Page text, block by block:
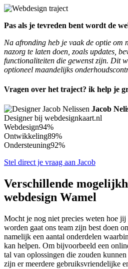
Pas als je tevreden bent wordt de
Na afronding heb je vaak de optie om
nazorg te laten doen, zoals updates,
functionaliteiten die gewenst zijn. Dit
optioneel maandelijks
Vragen over het traject? ik help je
Jacob
Designer bij webdesignkaart.nl
Webdesign94%
Ontwikkeling89%
Ondersteuning92%
Stel direct je vraag aan Jacob
Verschillende
webdesign Wamel
Mocht je nog niet precies weten hoe jij
worden gaat ons team zijn best doen
namelijk een aantal onderdelen
kan helpen. Om bijvoorbeeld een
tal van oplossingen die zouden
zijn er meerdere gebruiksvriendelijke